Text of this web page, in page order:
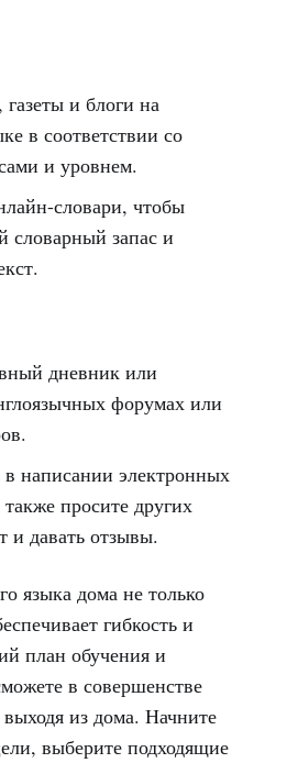
и блоги на
в соответствии со
и уровнем.
словари, чтобы
словарный запас и
дневник или
форумах или
написании электронных
просите других
и давать отзывы.
языка дома не только
гибкость и
план обучения и
в совершенстве
из дома. Начните
выберите подходящие